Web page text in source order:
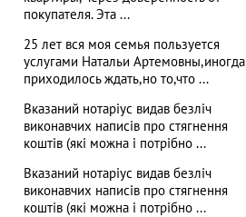
покупателя. Эта ...
25 лет вся моя семья пользуется
услугами Натальи Артемовны,иногда
приходилось ждать,но то,что ...
Вказаний нотаріус видав безліч
виконавчих написів про стягнення
коштів (які можна і потрібно ...
Вказаний нотаріус видав безліч
виконавчих написів про стягнення
коштів (які можна і потрібно ...